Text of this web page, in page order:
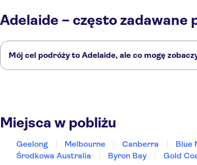
Adelaide – często zadawane
Mój cel podróży to Adelaide, ale co mogę
Miejsca w pobliżu
Geelong Melbourne Canberra Blue
Środkowa Australia
Byron Bay Gold